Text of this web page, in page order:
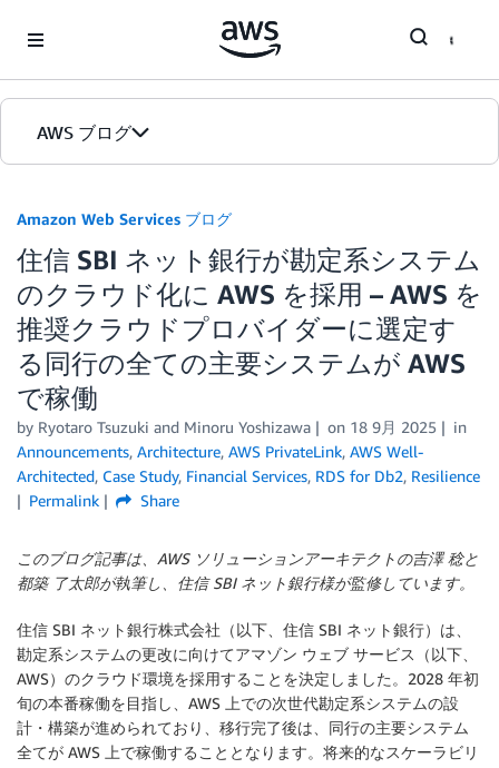
AWS ブログ
カテゴリ
エディション
Amazon Web Services ブログ
住信 SBI ネット銀行が勘定系システム
のクラウド化に AWS を採用 – AWS を
推奨クラウドプロバイダーに選定す
る同行の全ての主要システムが AWS
で稼働
by Ryotaro Tsuzuki and Minoru Yoshizawa on 18 9月 2025
in
Announcements, Architecture, AWS PrivateLink, AWS Well-
Architected, Case Study, Financial Services, RDS for Db2, Resilience
Permalink
Share
このブログ記事は、AWS ソリューションアーキテクトの吉澤 稔と
都築 了太郎が執筆し、住信 SBI ネット銀行様が監修しています。
住信 SBI ネット銀行株式会社（以下、住信 SBI ネット銀行）は、
勘定系システムの更改に向けてアマゾン ウェブ サービス（以下、
AWS）のクラウド環境を採用することを決定しました。2028 年初
旬の本番稼働を目指し、AWS 上での次世代勘定系システムの設
計・構築が進められており、移行完了後は、同行の主要システム
全てが AWS 上で稼働することとなります。将来的なスケーラビリ